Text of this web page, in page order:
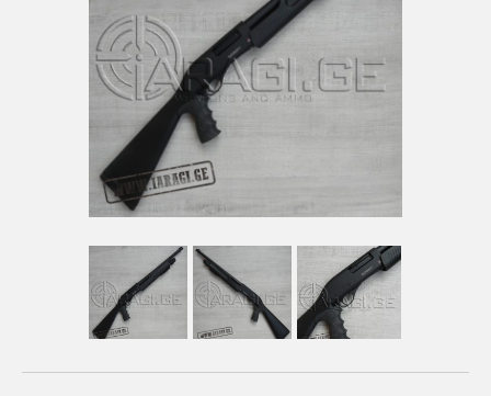
ᲐᲛᲣᲜᲘᲪᲘᲐ
ᲐᲥᲡᲔᲡᲣᲐᲠᲔᲑᲘ
ᲛᲨᲕᲘᲚᲓᲘᲡᲠᲔᲑᲘ
ᲐᲛᲣᲜᲘᲪᲘᲐ
ᲐᲥᲡᲔᲡᲣᲐᲠᲔᲑᲘ
ᲡᲐᲡᲐᲠᲒᲔᲑᲚᲝ ᲑᲛᲣᲚᲔᲑᲘ